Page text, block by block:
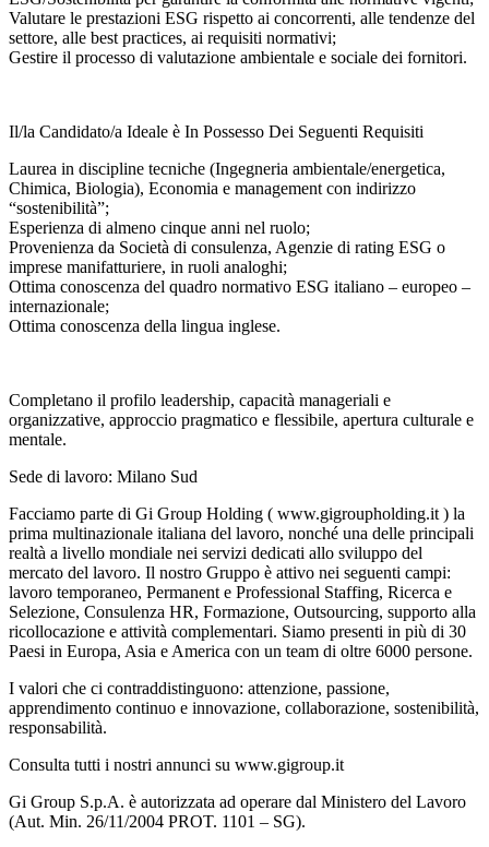
Valutare le prestazioni ESG rispetto ai concorrenti, alle tendenze del
settore, alle best practices, ai requisiti normativi;
Gestire il processo di valutazione ambientale e sociale dei fornitori.
Il/la Candidato/a Ideale è In Possesso Dei Seguenti Requisiti
Laurea in discipline tecniche (Ingegneria ambientale/energetica,
Chimica, Biologia), Economia e management con indirizzo
“sostenibilità”;
Esperienza di almeno cinque anni nel ruolo;
Provenienza da Società di consulenza, Agenzie di rating ESG o
imprese manifatturiere, in ruoli analoghi;
Ottima conoscenza del quadro normativo ESG italiano – europeo –
internazionale;
Ottima conoscenza della lingua inglese.
Completano il profilo leadership, capacità manageriali e
organizzative, approccio pragmatico e flessibile, apertura culturale e
mentale.
Sede di lavoro: Milano Sud
Facciamo parte di Gi Group Holding ( www.gigroupholding.it ) la
prima multinazionale italiana del lavoro, nonché una delle principali
realtà a livello mondiale nei servizi dedicati allo sviluppo del
mercato del lavoro. Il nostro Gruppo è attivo nei seguenti campi:
lavoro temporaneo, Permanent e Professional Staffing, Ricerca e
Selezione, Consulenza HR, Formazione, Outsourcing, supporto alla
ricollocazione e attività complementari. Siamo presenti in più di 30
Paesi in Europa, Asia e America con un team di oltre 6000 persone.
I valori che ci contraddistinguono: attenzione, passione,
apprendimento continuo e innovazione, collaborazione, sostenibilità,
responsabilità.
Consulta tutti i nostri annunci su www.gigroup.it
Gi Group S.p.A. è autorizzata ad operare dal Ministero del Lavoro
(Aut. Min. 26/11/2004 PROT. 1101 – SG).